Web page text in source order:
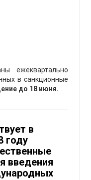
ежеквартально
в санкционные
до 18 июня.
в
году
введения